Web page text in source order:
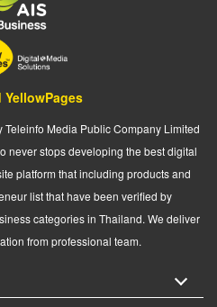
Media Public Company Limited
never stops developing the best digital
platform that including products and
list that have been verified by
categories in Thailand. We deliver
from professional team.